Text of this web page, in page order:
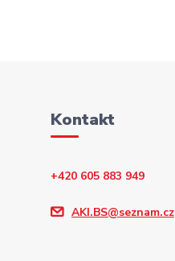
Kontakt
+420 605 883 949
AKI.BS@seznam.cz